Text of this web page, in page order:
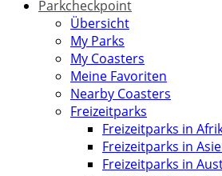
Parkcheckpoint
Übersicht
My Parks
My Coasters
Meine Favoriten
Nearby Coasters
Freizeitparks
Freizeitparks in
Freizeitparks in
Freizeitparks in